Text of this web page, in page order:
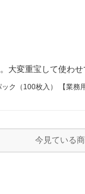
大変重宝して使わ
ク（100枚入） 【業務
今見ている